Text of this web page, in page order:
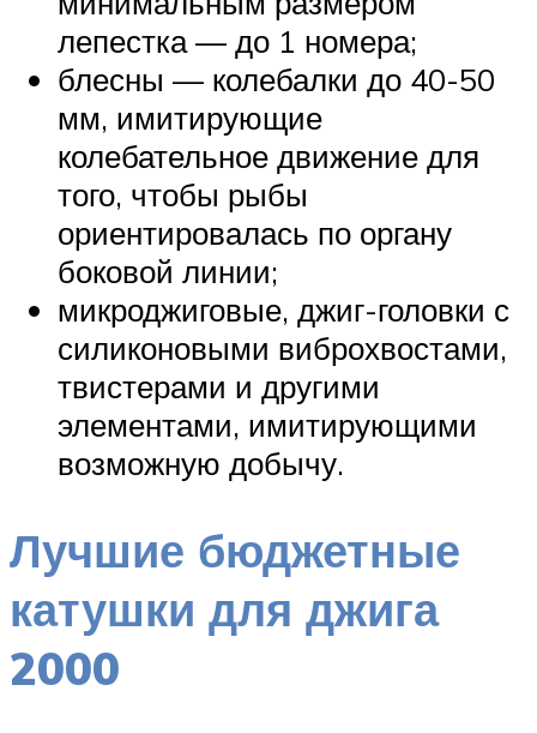
лепестка — до 1 номера;
блесны — колебалки до 40-50
мм, имитирующие
колебательное движение для
того, чтобы рыбы
ориентировалась по органу
боковой линии;
микроджиговые, джиг-головки с
силиконовыми виброхвостами,
твистерами и другими
элементами, имитирующими
возможную добычу.
Лучшие бюджетные
катушки для джига
2000